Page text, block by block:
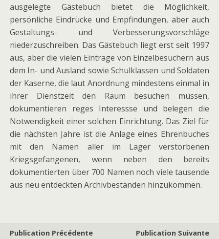
ausgelegte Gästebuch bietet die Möglichkeit,
persönliche Eindrücke und Empfindungen, aber auch
Gestaltungs- und Verbesserungsvorschläge
niederzuschreiben. Das Gästebuch liegt erst seit 1997
aus, aber die vielen Einträge von Einzelbesuchern aus
dem In- und Ausland sowie Schulklassen und Soldaten
der Kaserne, die laut Anordnung mindestens einmal in
ihrer Dienstzeit den Raum besuchen müssen,
dokumentieren reges Interessse und belegen die
Notwendigkeit einer solchen Einrichtung. Das Ziel für
die nächsten Jahre ist die Anlage eines Ehrenbuches
mit den Namen aller im Lager verstorbenen
Kriegsgefangenen, wenn neben den bereits
dokumentierten über 700 Namen noch viele tausende
aus neu entdeckten Archivbeständen hinzukommen.
Publication Précédente
Publication Suivante